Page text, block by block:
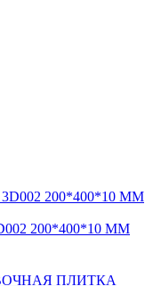
200*400*10 ММ